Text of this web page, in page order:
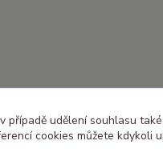
případě udělení souhlasu
cookies můžete kdykoli